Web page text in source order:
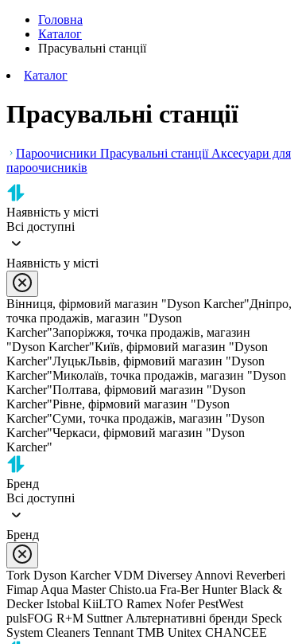
Головна
Каталог
Прасувальні станції
Каталог
Прасувальні станції
Пароочисники Прасувальні станції Аксесуари для
пароочисників
Наявність у місті
Всі доступні
Наявність у місті
Вінниця, фірмовий магазин "Dyson Karcher"Дніпро,
точка продажів, магазин "Dyson
Karcher"Запоріжжя, точка продажів, магазин
"Dyson Karcher"Київ, фірмовий магазин "Dyson
Karcher"ЛуцькЛьвів, фірмовий магазин "Dyson
Karcher"Миколаїв, точка продажів, магазин "Dyson
Karcher"Полтава, фірмовий магазин "Dyson
Karcher"Рівне, фірмовий магазин "Dyson
Karcher"Суми, точка продажів, магазин "Dyson
Karcher"Черкаси, фірмовий магазин "Dyson
Karcher"
Бренд
Всі доступні
Бренд
Tork Dyson Karcher VDM Diversey Annovi Reverberi
Fimap Aqua Master Chisto.ua Fra-Ber Hunter Black &
Decker Istobal KiiLTO Ramex Nofer PestWest
pulsFOG R+M Suttner Альтернативні бренди Speck
System Cleaners Tennant TMB Unitex CHANCEE